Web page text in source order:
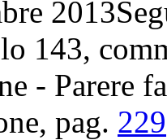
2013
143,
- Parere
, pag. 229